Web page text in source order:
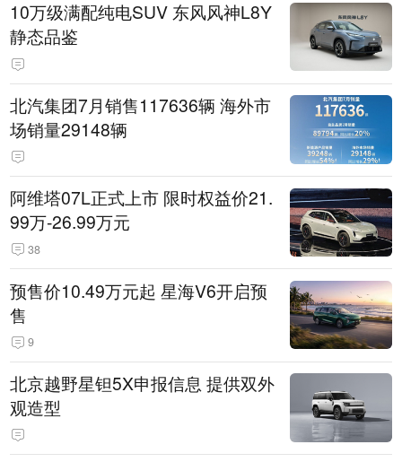
10万级满配纯电SUV 东风风神L8Y
静态品鉴
北汽集团7月销售117636辆 海外市
场销量29148辆
阿维塔07L正式上市 限时权益价21.
99万-26.99万元
38
预售价10.49万元起 星海V6开启预
售
9
北京越野星钽5X申报信息 提供双外
观造型